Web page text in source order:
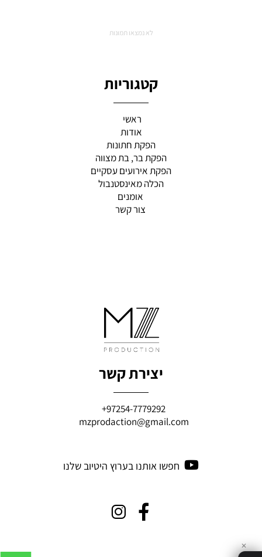
לא נמצאו תמונות
קטגוריות
ראשי
אודות
הפקת חתונות
הפקת בר, בת מצווה
הפקת אירועים עסקיים
הכלה מאינסטנבול
אומנים
צור קשר
יצירת קשר
97254-7779292+
mzprodaction@gmail.com
חפשו אותנו בערוץ היטיוב שלנו
✕